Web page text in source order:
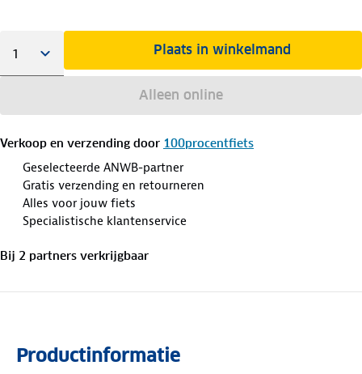
Plaats in winkelmand
Alleen online
Verkoop en verzending door 100procentfiets
Geselecteerde ANWB-partner
Gratis verzending en retourneren
Alles voor jouw fiets
Specialistische klantenservice
Bij 2 partners verkrijgbaar
Productinformatie